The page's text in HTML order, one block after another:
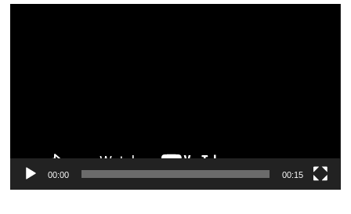
00:00 00:15